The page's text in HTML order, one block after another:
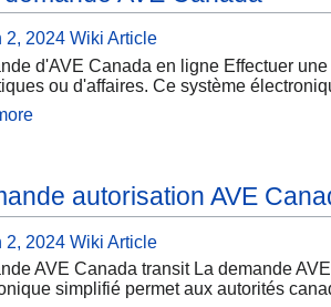
2, 2024 Wiki Article
d'AVE Canada en ligne Effectuer
ou d'affaires. Ce système
autorisation AVE
2, 2024 Wiki Article
AVE Canada transit La demande
simplifié permet aux autorités